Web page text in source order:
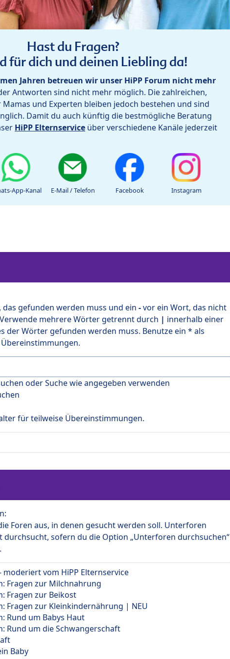
Hast du Fragen?
für dich und deinen Liebling da!
Jahren betreuen wir unser HiPP Forum nicht mehr
Antworten sind nicht mehr möglich. Die zahlreichen,
und Experten bleiben jedoch bestehen und sind
Damit du auch künftig die bestmögliche Beratung
HiPP Elternservice über verschiedene Kanäle jederzeit
App-Kanal E-Mail / Telefon Facebook Instagram
das gefunden werden muss und ein -vor ein Wort, das nicht
mehrere Wörter getrennt durch | innerhalb einer
der Wörter gefunden werden muss. Benutze ein * als
oder Suche wie angegeben verwenden
für teilweise Übereinstimmungen.
Foren aus, in denen gesucht werden soll. Unterforen
sofern du die Option „Unterforen durchsuchen“